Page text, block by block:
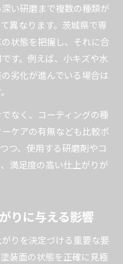
い研磨まで複数の種類が
異なります。茨城県で専
状態を把握し、それに合
す。例えば、小キズや水
劣化が進んでいる場合は
なく、コーティングの種
ケアの有無なども比較ポ
つ、使用する研磨剤やコ
満足度の高い仕上がりが
りに与える影響
りを決定づける重要な要
装面の状態を正確に見極